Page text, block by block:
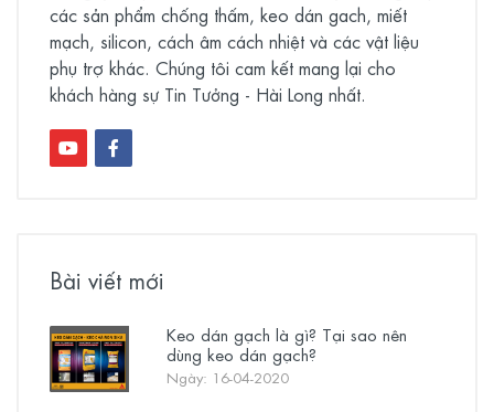
các sản phẩm chống thấm, keo dán gach, miết
mạch, silicon, cách âm cách nhiệt và các vật liệu
phụ trợ khác. Chúng tôi cam kết mang lại cho
khách hàng sự Tin Tưởng - Hài Long nhất.
Bài viết mới
Keo dán gạch là gì? Tại sao nên
dùng keo dán gạch?
Ngày: 16-04-2020